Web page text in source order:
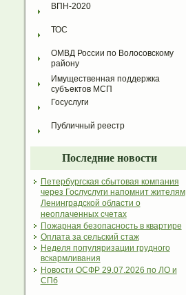
ВПН-2020
ТОС
ОМВД России по Волосовскому
району
Имущественная поддержка
субъектов МСП
Госуслуги
Публичный реестр
Последние новости
Петербургская сбытовая компания
через Гослуслуги напомнит жителям
Ленинградской области о
неоплаченных счетах
Пожарная безопасность в квартире
Оплата за сельский стаж
Неделя популяризации грудного
вскармливания
Новости ОСФР 29.07.2026 по ЛО и
СПб